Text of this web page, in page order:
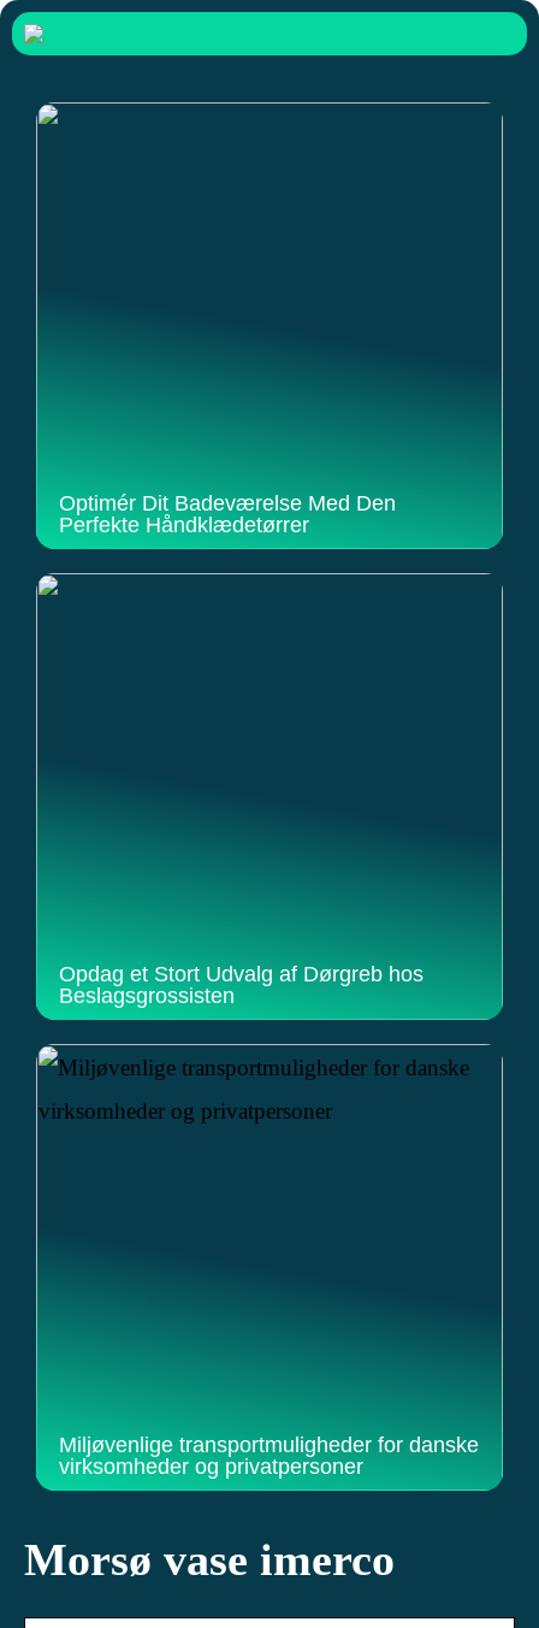
Optimér Dit Badeværelse Med Den
Perfekte Håndklædetørrer
Opdag et Stort Udvalg af Dørgreb hos
Beslagsgrossisten
Miljøvenlige transportmuligheder for danske
virksomheder og privatpersoner
Morsø vase imerco